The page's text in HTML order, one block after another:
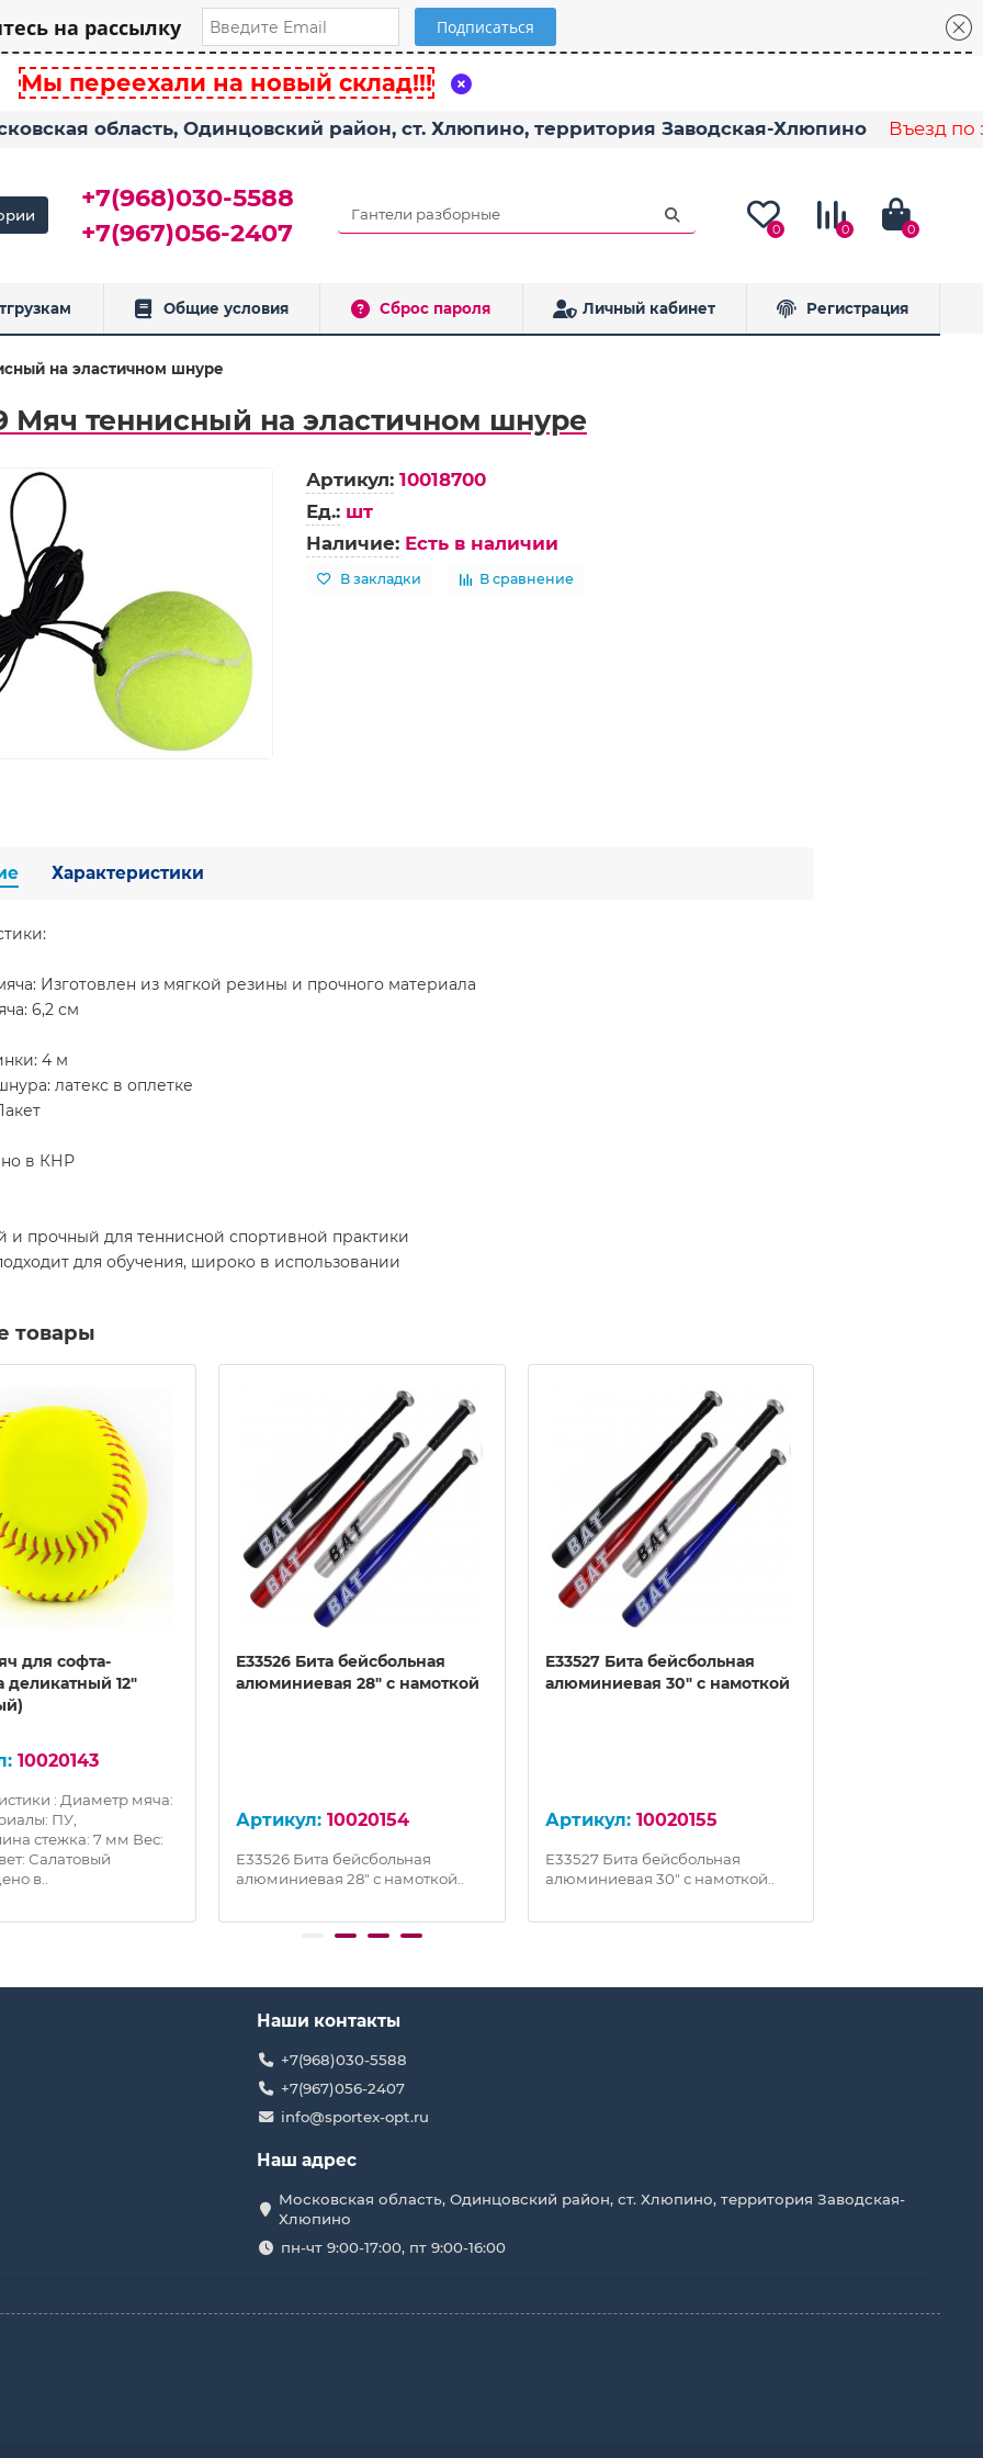
на рассылку
Мы переехали на новый склад!!!
область, Одинцовский район, ст. Хлюпино, территория Заводская-Хлюпино Въезд по
+7(968)030-5588
+7(967)056-2407
0 0 0
Общие условия Сброс пароля Личный кабинет Регистрация
на эластичном шнуре
Мяч теннисный на эластичном шнуре
Артикул: 10018700
Ед.: шт
Наличие: Есть в наличии
В закладки В сравнение
Характеристики
Изготовлен из мягкой резины и прочного материала
6,2 см
4 м
латекс в оплетке
в КНР
и прочный для теннисной спортивной практики
для обучения, широко в использовании
товары
для софта-
деликатный 12"
10020143
: Диаметр мяча:
ПУ,
стежка: 7 мм Вес:
Салатовый
в..
E33526 Бита бейсбольная
алюминиевая 28" с намоткой
10020154
E33526 Бита бейсбольная
алюминиевая 28" с намоткой..
E33527 Бита бейсбольная
алюминиевая 30" с намоткой
10020155
E33527 Бита бейсбольная
алюминиевая 30" с намоткой..
Наши контакты
+7(968)030-5588
+7(967)056-2407
info@sportex-opt.ru
Наш адрес
Московская область, Одинцовский район, ст. Хлюпино, территория Заводская-
Хлюпино
пн-чт 9:00-17:00, пт 9:00-16:00